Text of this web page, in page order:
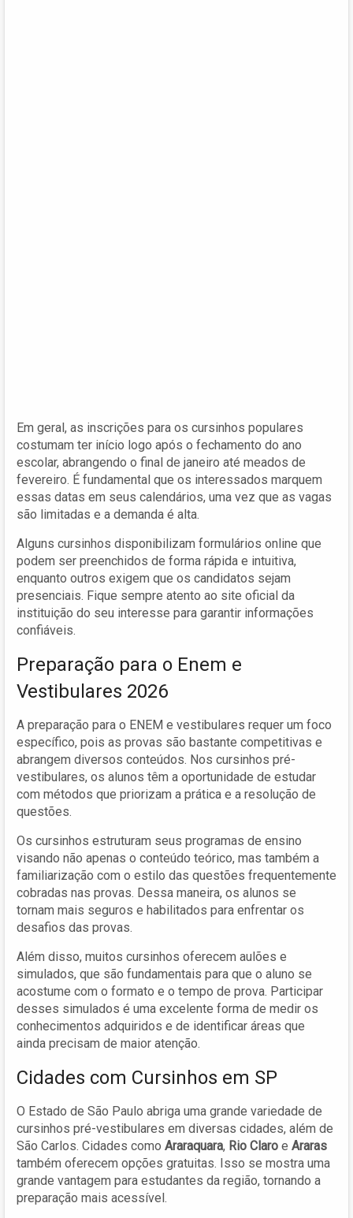
Em geral, as inscrições para os cursinhos populares
costumam ter início logo após o fechamento do ano
escolar, abrangendo o final de janeiro até meados de
fevereiro. É fundamental que os interessados marquem
essas datas em seus calendários, uma vez que as vagas
são limitadas e a demanda é alta.
Alguns cursinhos disponibilizam formulários online que
podem ser preenchidos de forma rápida e intuitiva,
enquanto outros exigem que os candidatos sejam
presenciais. Fique sempre atento ao site oficial da
instituição do seu interesse para garantir informações
confiáveis.
Preparação para o Enem e
Vestibulares 2026
A preparação para o ENEM e vestibulares requer um foco
específico, pois as provas são bastante competitivas e
abrangem diversos conteúdos. Nos cursinhos pré-
vestibulares, os alunos têm a oportunidade de estudar
com métodos que priorizam a prática e a resolução de
questões.
Os cursinhos estruturam seus programas de ensino
visando não apenas o conteúdo teórico, mas também a
familiarização com o estilo das questões frequentemente
cobradas nas provas. Dessa maneira, os alunos se
tornam mais seguros e habilitados para enfrentar os
desafios das provas.
Além disso, muitos cursinhos oferecem aulões e
simulados, que são fundamentais para que o aluno se
acostume com o formato e o tempo de prova. Participar
desses simulados é uma excelente forma de medir os
conhecimentos adquiridos e de identificar áreas que
ainda precisam de maior atenção.
Cidades com Cursinhos em SP
O Estado de São Paulo abriga uma grande variedade de
cursinhos pré-vestibulares em diversas cidades, além de
São Carlos. Cidades como Araraquara, Rio Claro e Araras
também oferecem opções gratuitas. Isso se mostra uma
grande vantagem para estudantes da região, tornando a
preparação mais acessível.